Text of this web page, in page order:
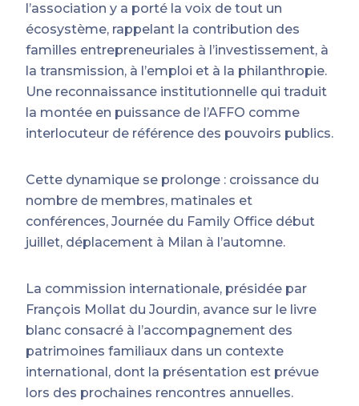
l’association y a porté la voix de tout un
écosystème, rappelant la contribution des
familles entrepreneuriales à l’investissement, à
la transmission, à l’emploi et à la philanthropie.
Une reconnaissance institutionnelle qui traduit
la montée en puissance de l’AFFO comme
interlocuteur de référence des pouvoirs publics.
Cette dynamique se prolonge : croissance du
nombre de membres, matinales et
conférences, Journée du Family Office début
juillet, déplacement à Milan à l’automne.
La commission internationale, présidée par
François Mollat du Jourdin, avance sur le livre
blanc consacré à l’accompagnement des
patrimoines familiaux dans un contexte
international, dont la présentation est prévue
lors des prochaines rencontres annuelles.